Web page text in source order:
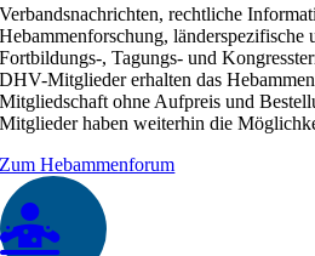
Verbandsnachrichten, rechtliche
Hebammenforschung, länderspezifische
Fortbildungs-, Tagungs- und
DHV-Mitglieder erhalten das
Mitgliedschaft ohne Aufpreis und
Mitglieder haben weiterhin die
Zum Hebammenforum